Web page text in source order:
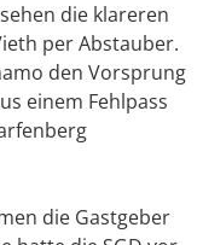
die klareren
per Abstauber.
den Vorsprung
einem Fehlpass
die Gastgeber